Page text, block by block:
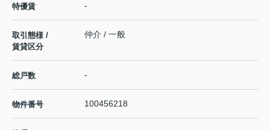
特優賃 -
取引態様 /
賃貸区分
仲介 / 一般
総戸数 -
物件番号 100456218